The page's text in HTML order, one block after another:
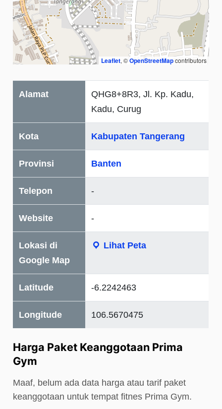
Leaflet, ©OpenStreetMapcontributors
Alamat
QHG8+8R3, Jl. Kp. Kadu,
Kadu, Curug
Kota Kabupaten Tangerang
Provinsi Banten
Telepon -
Website -
Lokasi di
Google Map
Lihat Peta
Latitude -6.2242463
Longitude 106.5670475
Harga Paket Keanggotaan Prima
Gym
Maaf, belum ada data harga atau tarif paket
keanggotaan untuk tempat fitnes Prima Gym.